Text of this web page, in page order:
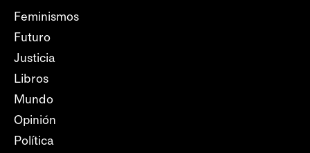
Feminismos
Futuro
Justicia
Libros
Mundo
Opinión
Política